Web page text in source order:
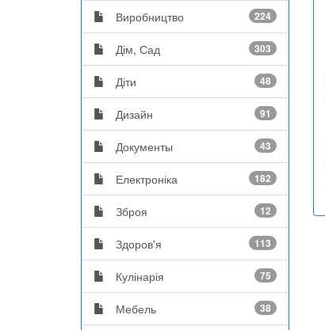
Виробництво 224
Дім, Сад 303
Діти 48
Дизайн 91
Документы 43
Електроніка 182
Зброя 12
Здоров'я 113
Кулінарія 75
Мебель 38